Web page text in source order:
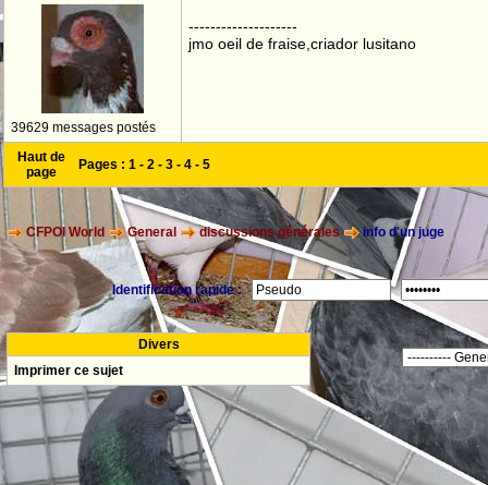
39629 messages postés
--------------------
jmo oeil de fraise,criador lusitano
Haut de
page
Pages : 1 - 2 - 3 - 4 - 5
CFPOI World General discussions générales info d'un juge
Identification rapide :
Divers
Imprimer ce sujet